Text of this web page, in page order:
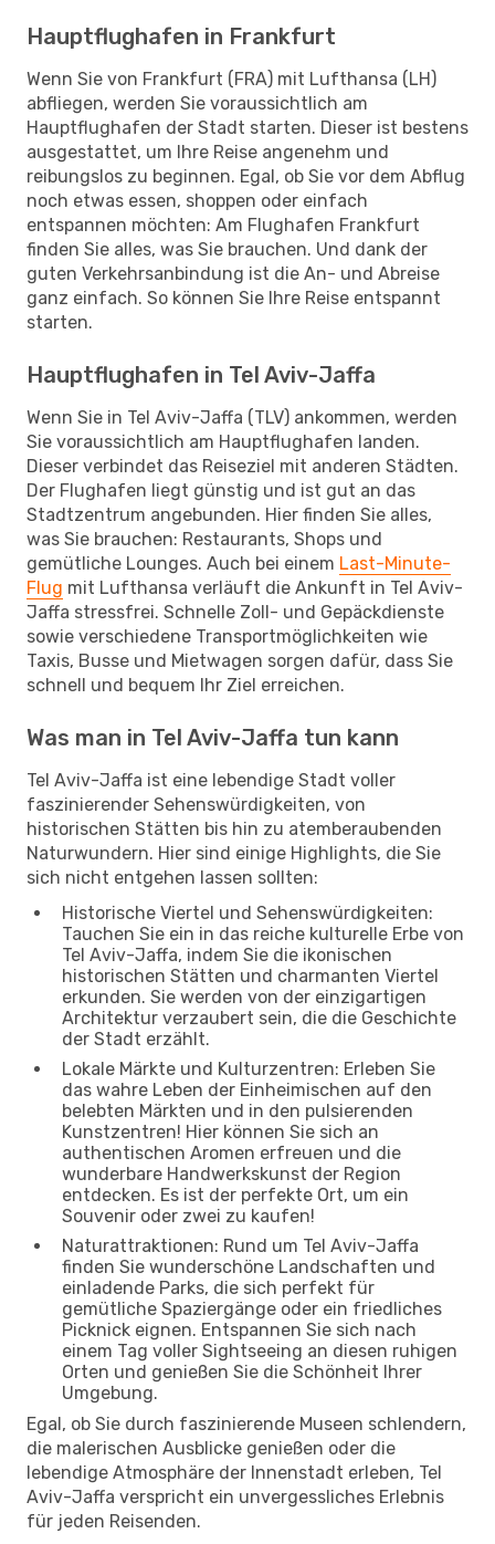
Hauptflughafen in Frankfurt
Wenn Sie von Frankfurt (FRA) mit Lufthansa (LH)
abfliegen, werden Sie voraussichtlich am
Hauptflughafen der Stadt starten. Dieser ist bestens
ausgestattet, um Ihre Reise angenehm und
reibungslos zu beginnen. Egal, ob Sie vor dem Abflug
noch etwas essen, shoppen oder einfach
entspannen möchten: Am Flughafen Frankfurt
finden Sie alles, was Sie brauchen. Und dank der
guten Verkehrsanbindung ist die An- und Abreise
ganz einfach. So können Sie Ihre Reise entspannt
starten.
Hauptflughafen in Tel Aviv-Jaffa
Wenn Sie in Tel Aviv-Jaffa (TLV) ankommen, werden
Sie voraussichtlich am Hauptflughafen landen.
Dieser verbindet das Reiseziel mit anderen Städten.
Der Flughafen liegt günstig und ist gut an das
Stadtzentrum angebunden. Hier finden Sie alles,
was Sie brauchen: Restaurants, Shops und
gemütliche Lounges. Auch bei einem Last-Minute-
Flug mit Lufthansa verläuft die Ankunft in Tel Aviv-
Jaffa stressfrei. Schnelle Zoll- und Gepäckdienste
sowie verschiedene Transportmöglichkeiten wie
Taxis, Busse und Mietwagen sorgen dafür, dass Sie
schnell und bequem Ihr Ziel erreichen.
Was man in Tel Aviv-Jaffa tun kann
Tel Aviv-Jaffa ist eine lebendige Stadt voller
faszinierender Sehenswürdigkeiten, von
historischen Stätten bis hin zu atemberaubenden
Naturwundern. Hier sind einige Highlights, die Sie
sich nicht entgehen lassen sollten:
Historische Viertel und Sehenswürdigkeiten:
Tauchen Sie ein in das reiche kulturelle Erbe von
Tel Aviv-Jaffa, indem Sie die ikonischen
historischen Stätten und charmanten Viertel
erkunden. Sie werden von der einzigartigen
Architektur verzaubert sein, die die Geschichte
der Stadt erzählt.
Lokale Märkte und Kulturzentren: Erleben Sie
das wahre Leben der Einheimischen auf den
belebten Märkten und in den pulsierenden
Kunstzentren! Hier können Sie sich an
authentischen Aromen erfreuen und die
wunderbare Handwerkskunst der Region
entdecken. Es ist der perfekte Ort, um ein
Souvenir oder zwei zu kaufen!
Naturattraktionen: Rund um Tel Aviv-Jaffa
finden Sie wunderschöne Landschaften und
einladende Parks, die sich perfekt für
gemütliche Spaziergänge oder ein friedliches
Picknick eignen. Entspannen Sie sich nach
einem Tag voller Sightseeing an diesen ruhigen
Orten und genießen Sie die Schönheit Ihrer
Umgebung.
Egal, ob Sie durch faszinierende Museen schlendern,
die malerischen Ausblicke genießen oder die
lebendige Atmosphäre der Innenstadt erleben, Tel
Aviv-Jaffa verspricht ein unvergessliches Erlebnis
für jeden Reisenden.